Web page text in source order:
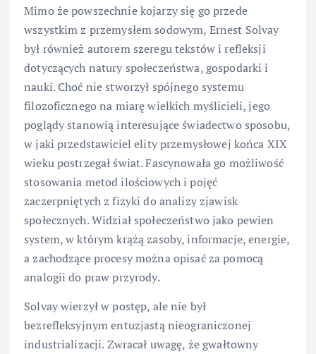
Mimo że powszechnie kojarzy się go przede
wszystkim z przemysłem sodowym, Ernest Solvay
był również autorem szeregu tekstów i refleksji
dotyczących natury społeczeństwa, gospodarki i
nauki. Choć nie stworzył spójnego systemu
filozoficznego na miarę wielkich myślicieli, jego
poglądy stanowią interesujące świadectwo sposobu,
w jaki przedstawiciel elity przemysłowej końca XIX
wieku postrzegał świat. Fascynowała go możliwość
stosowania metod ilościowych i pojęć
zaczerpniętych z fizyki do analizy zjawisk
społecznych. Widział społeczeństwo jako pewien
system, w którym krążą zasoby, informacje, energie,
a zachodzące procesy można opisać za pomocą
analogii do praw przyrody.
Solvay wierzył w postęp, ale nie był
bezrefleksyjnym entuzjastą nieograniczonej
industrializacji. Zwracał uwagę, że gwałtowny